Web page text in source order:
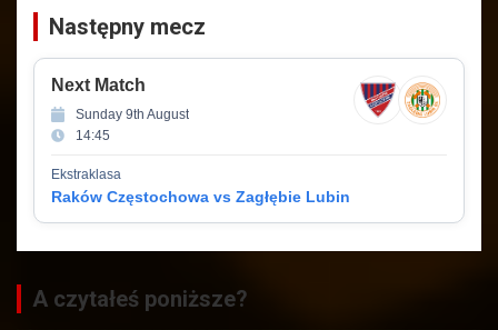
Następny mecz
Next Match
Sunday 9th August
14:45
Ekstraklasa
Raków Częstochowa vs Zagłębie Lubin
A czytałeś poniższe?